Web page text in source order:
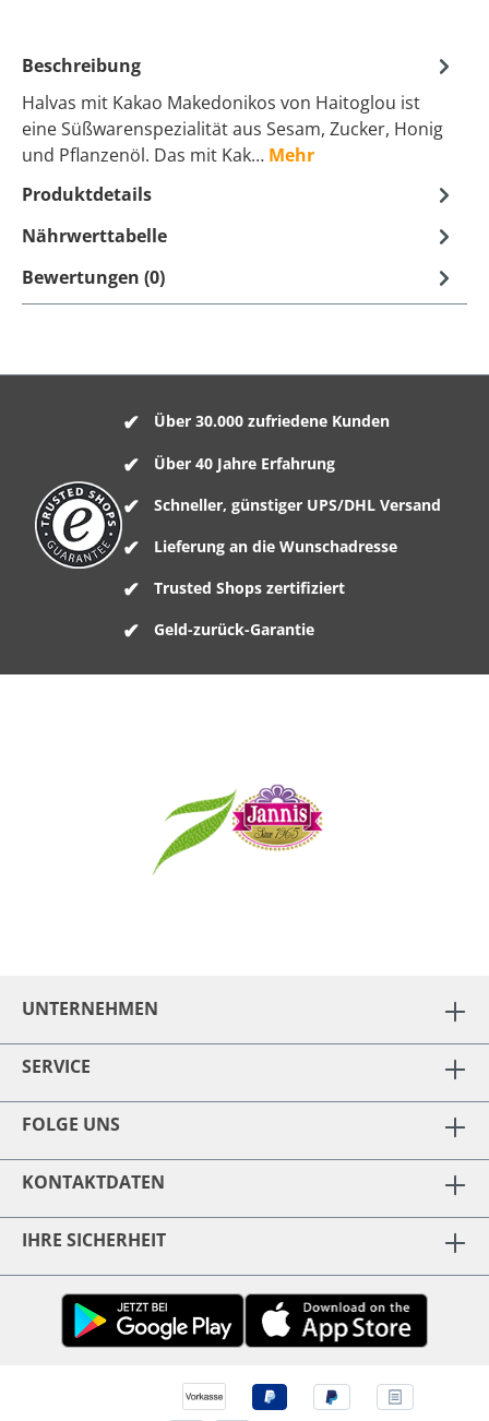
Beschreibung
Halvas mit Kakao Makedonikos von Haitoglou ist
eine Süßwarenspezialität aus Sesam, Zucker, Honig
und Pflanzenöl. Das mit Kak… Mehr
Produktdetails
Nährwerttabelle
Bewertungen (0)
Über 30.000 zufriedene Kunden
Über 40 Jahre Erfahrung
Schneller, günstiger UPS/DHL Versand
Lieferung an die Wunschadresse
Trusted Shops zertifiziert
Geld-zurück-Garantie
UNTERNEHMEN
SERVICE
FOLGE UNS
KONTAKTDATEN
IHRE SICHERHEIT